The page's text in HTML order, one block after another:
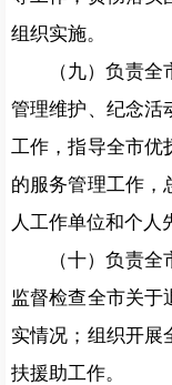
组织实施。
（九）负责
管理维护、纪念活
工作，指导全市优
的服务管理工作，
人工作单位和个人
（十）负责
监督检查全市关于
实情况；组织开展
扶援助工作。